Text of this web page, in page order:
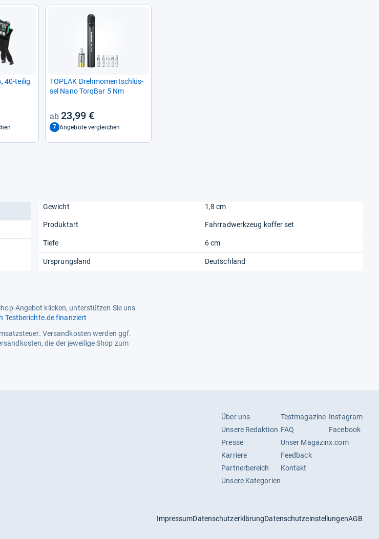
40-​tei­lig
TOPEAK Dreh­mo­ment­schlüs­
sel Nano Tor­q­Bar 5 Nm
23,99 €
7 Angebote vergleichen
Gewicht 1,8 cm
Produktart Fahrradwerkzeug koffer set
Tiefe 6 cm
Ursprungsland Deutschland
Angebot klicken, unterstützen Sie uns
Testberichte.de finanziert
Versandkosten werden ggf.
die der jeweilige Shop zum
Über uns
Unsere Redaktion
Presse
Karriere
Partnerbereich
Unsere Kategorien
Testmagazine
FAQ
Unser Magazin
Feedback
Kontakt
Instagram
Facebook
x.com
ImpressumDatenschutzerklärungDatenschutzeinstellungenAGB